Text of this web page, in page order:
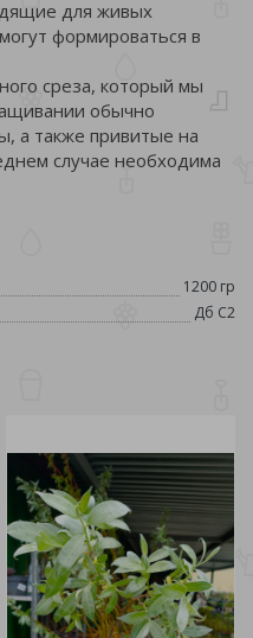
для живых
формироваться в
среза, который мы
обычно
а также привитые на
случае необходима
1200 гр
Дб С2